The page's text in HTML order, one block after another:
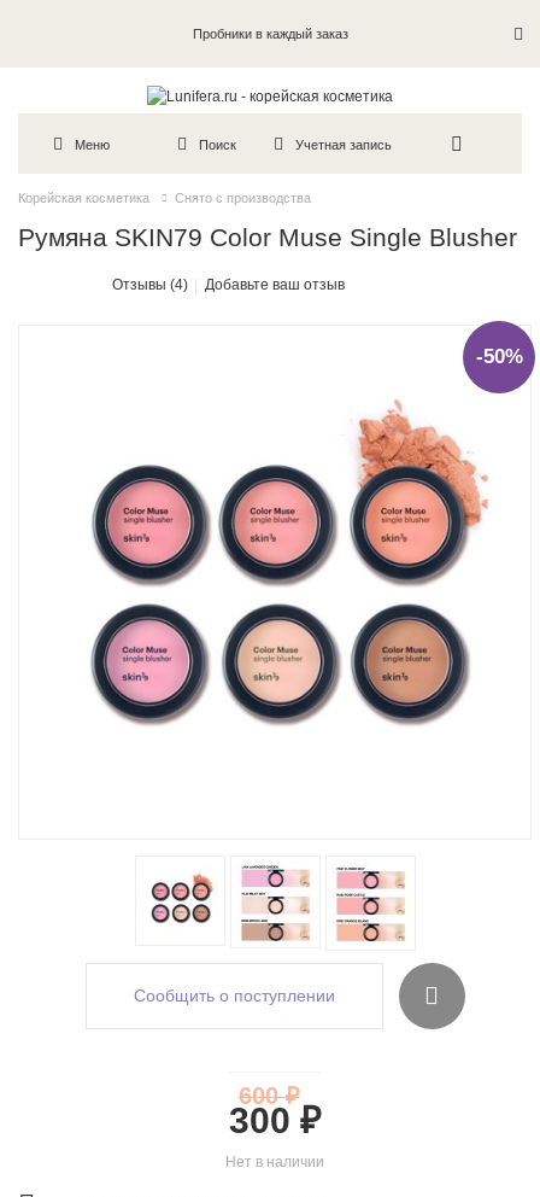
Пробники в каждый заказ
Меню Поиск Учетная запись
Корейская косметика Снято с производства
Румяна SKIN79 Color Muse Single Blusher
Отзывы (4) Добавьте ваш отзыв
-50%
Сообщить о поступлении
Нет в наличии
300 ₽
600 ₽